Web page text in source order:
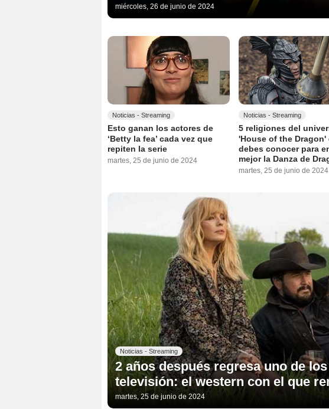
miércoles, 26 de junio de 2024
Noticias - Streaming
Esto ganan los actores de
‘Betty la fea’ cada vez que
repiten la serie
martes, 25 de junio de 2024
Noticias - Streaming
5 religiones del
'House of the Dragon'
debes conocer para
mejor la Danza de
martes, 25 de junio de 2024
Noticias - Streaming
2 años después regresa uno de
televisión: el western con el que
martes, 25 de junio de 2024